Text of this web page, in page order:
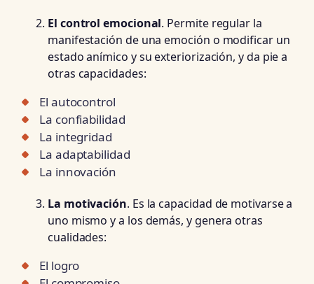
El control emocional. Permite regular la
manifestación de una emoción o modificar un
estado anímico y su exteriorización, y da pie a
otras capacidades:
El autocontrol
La confiabilidad
La integridad
La adaptabilidad
La innovación
La motivación. Es la capacidad de motivarse a
uno mismo y a los demás, y genera otras
cualidades:
El logro